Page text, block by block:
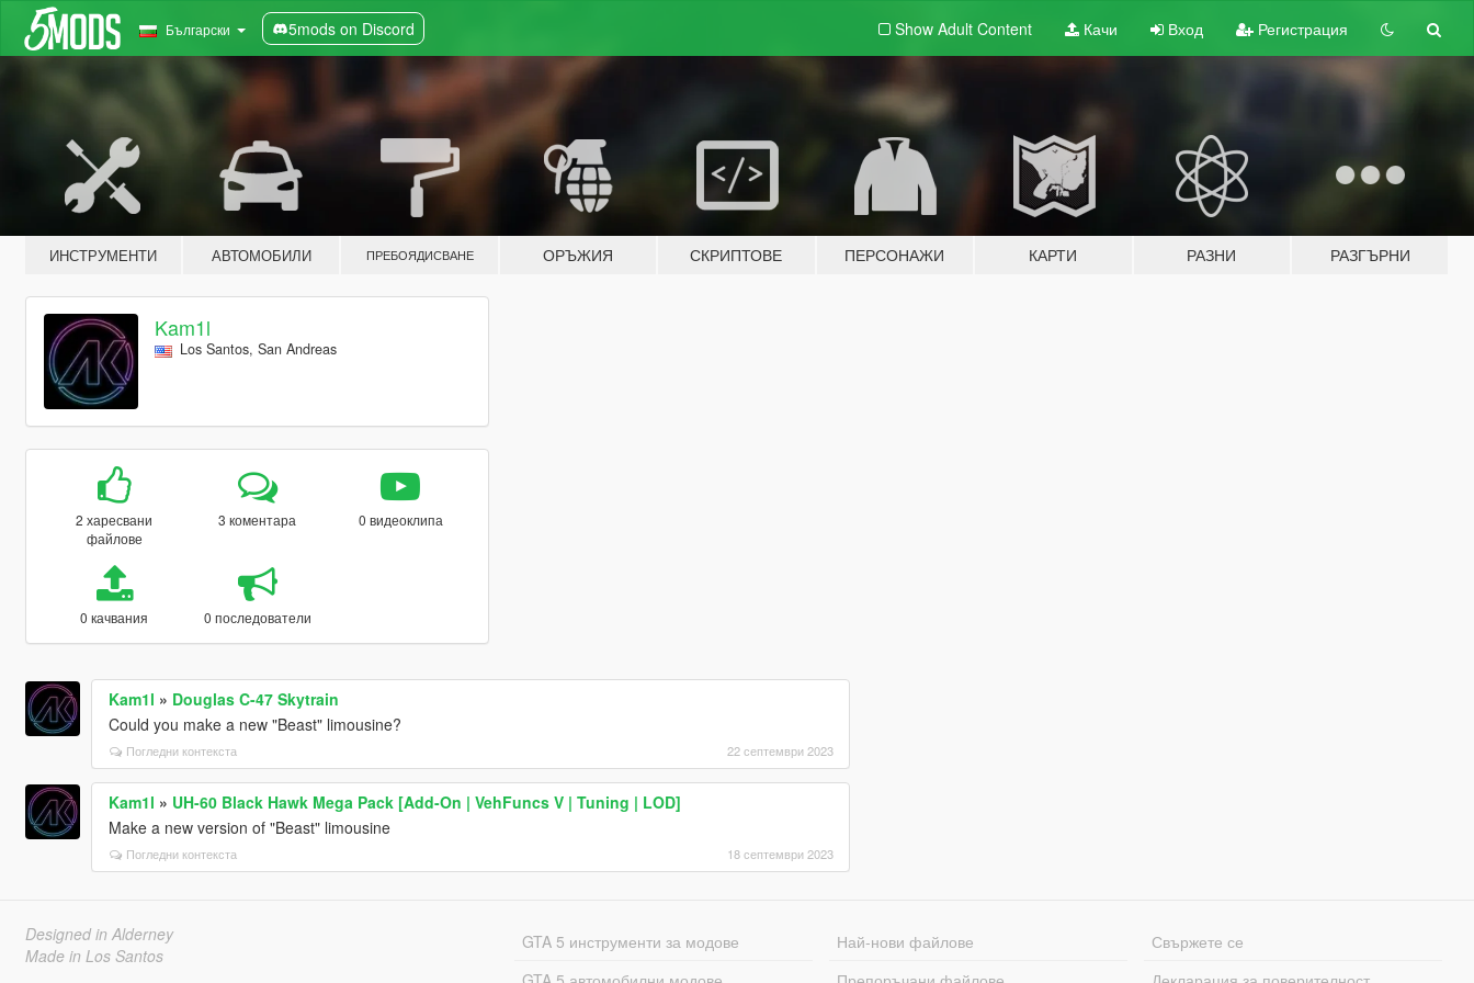
Български 5mods on Discord Show Adult Content Качи Вход Регистрация
ИНСТРУМЕНТИ АВТОМОБИЛИ ПРЕБОЯДИСВАНЕ ОРЪЖИЯ СКРИПТОВЕ ПЕРСОНАЖИ КАРТИ РАЗНИ РАЗГЪРНИ
Kam1l
Los Santos, San Andreas
2 харесвани
файлове
3 коментара 0 видеоклипа
0 качвания 0 последователи
Kam1l » Douglas C-47 Skytrain
Could you make a new "Beast" limousine?
Погледни контекста 22 септември 2023
Kam1l » UH-60 Black Hawk Mega Pack [Add-On | VehFuncs V | Tuning | LOD]
Make a new version of "Beast" limousine
Погледни контекста 18 септември 2023
Designed in Alderney
Made in Los Santos
GTA 5 инструменти за модове
Най-нови файлове
Свържете се